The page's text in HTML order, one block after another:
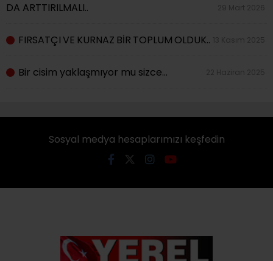
DA ARTTIRILMALI..
29 Mart 2026
FIRSATÇI VE KURNAZ BİR TOPLUM OLDUK.. 13 Kasım 2025
Bir cisim yaklaşmıyor mu sizce… 22 Haziran 2025
Sosyal medya hesaplarımızı keşfedin